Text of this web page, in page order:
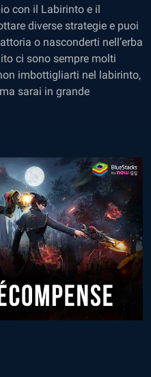
con il Labirinto e il
diverse strategie e puoi
o nasconderti nell’erba
ci sono sempre molti
imbottigliarti nel labirinto,
sarai in grande